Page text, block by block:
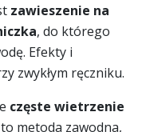
zawieszenie na
, do którego
Efekty i
zwykłym ręczniku.
częste wietrzenie
metoda zawodna,